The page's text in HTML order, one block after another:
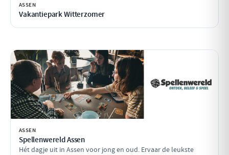
ASSEN
Vakantiepark Witterzomer
ASSEN
Spellenwereld Assen
Hét dagje uit in Assen voor jong en oud. Ervaar de leukste